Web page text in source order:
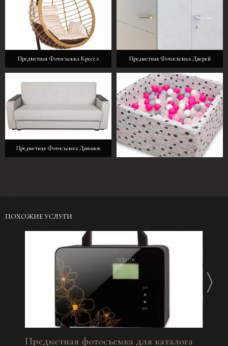
Предметная Фотосъемка Кресел Предметная Фотосъемка Дверей
Предметная Фотосъемка Диванов
ПОХОЖИЕ УСЛУГИ
Предметная фотосъемка для каталога